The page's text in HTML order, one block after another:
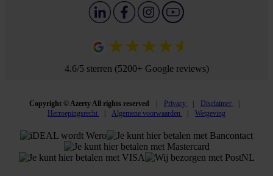
4.6/5 sterren (5200+ Google reviews)
Copyright © Azerty All rights reserved Privacy
Disclaimer
Herroepingsrecht
Algemene voorwaarden Wetgeving